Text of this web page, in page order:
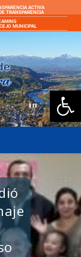
ACTIVA
TRANSPARENCIA
MUNICIPAL